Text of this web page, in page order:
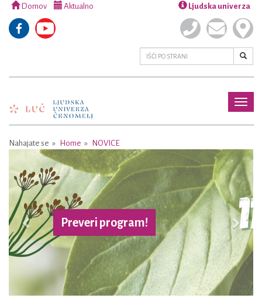
Domov Aktualno Ljudska univerza
Nahajate se Home NOVICE
program!
Previous Next